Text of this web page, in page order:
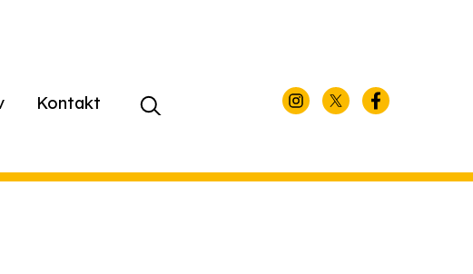
KontaktSuchen